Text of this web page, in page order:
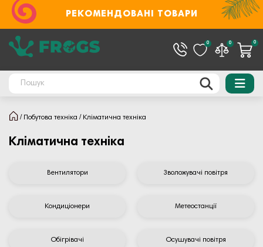
РЕКОМЕНДОВАНІ ТОВАРИ
0 0 0
Побутова техніка Кліматична техніка
Кліматична техніка
Вентилятори Зволожувачі повітря
Кондиціонери Метеостанції
Обігрівачі Осушувачі повітря